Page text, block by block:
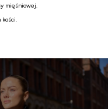
mięśniowej.
kości.